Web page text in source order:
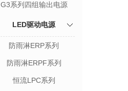
G3系列四组输出电源
LED驱动电源
防雨淋ERP系列
防雨淋ERPF系列
恒流LPC系列